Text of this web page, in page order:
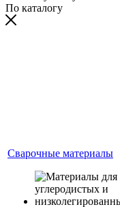
По каталогу
Сварочные материалы